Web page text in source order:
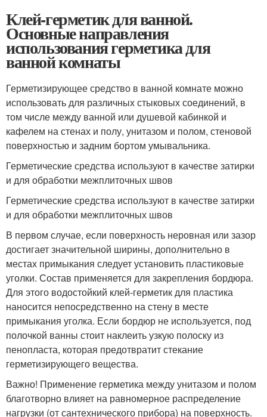
Клей-герметик для ванной.
Основные направления
использования герметика для
ванной комнаты
Герметизирующее средство в ванной комнате можно
использовать для различных стыковых соединений, в
том числе между ванной или душевой кабинкой и
кафелем на стенах и полу, унитазом и полом, стеновой
поверхностью и задним бортом умывальника.
Герметические средства используют в качестве затирки
и для обработки межплиточных швов
Герметические средства используют в качестве затирки
и для обработки межплиточных швов
В первом случае, если поверхность неровная или зазор
достигает значительной ширины, дополнительно в
местах примыкания следует установить пластиковые
уголки. Состав применяется для закрепления бордюра.
Для этого водостойкий клей-герметик для пластика
наносится непосредственно на стену в месте
примыкания уголка. Если бордюр не используется, под
полочкой ванны стоит наклеить узкую полоску из
пенопласта, которая предотвратит стекание
герметизирующего вещества.
Важно! Применение герметика между унитазом и полом
благотворно влияет на равномерное распределение
нагрузки (от сантехнического прибора) на поверхность.